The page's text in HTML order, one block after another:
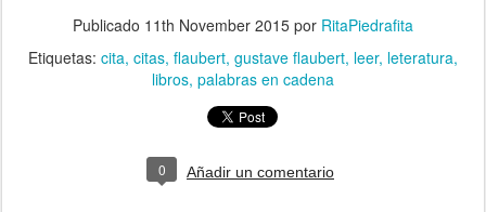
Publicado 11th November 2015 por RitaPiedrafita
Etiquetas: cita citas flaubert gustave flaubert leer leteratura
libros palabras en cadena
0 Añadir un comentario